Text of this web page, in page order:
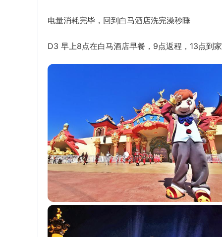
电量消耗完毕，回到白马酒店洗完澡秒睡
D3 早上8点在白马酒店早餐，9点返程，13点到